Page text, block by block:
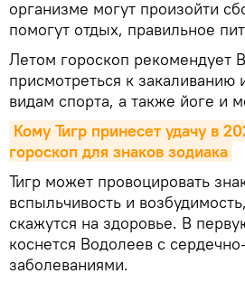
организме могут произойти
помогут отдых, правильное
Летом гороскоп рекомендует
присмотреться к
видам спорта, а также йоге и
Кому Тигр принесет удачу в
гороскоп для знаков зодиака
Тигр может провоцировать
вспыльчивость и
скажутся на здоровье. В
коснется Водолеев с
заболеваниями.